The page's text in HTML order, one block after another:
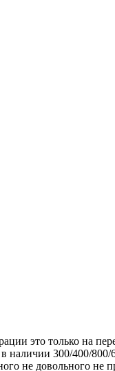
это только на
наличии 300/400/
не довольного не